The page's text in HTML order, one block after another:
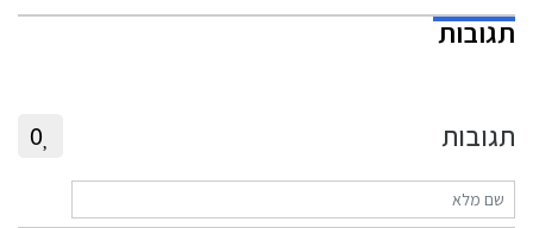
תגובות
תגובות 0